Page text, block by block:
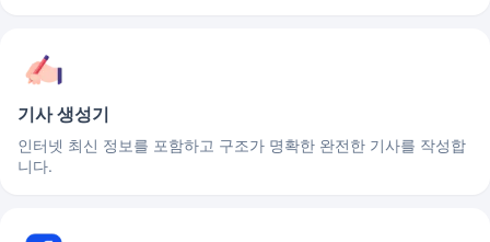
기사 생성기
인터넷 최신 정보를 포함하고 구조가 명확한 완전한 기사를 작성합
니다.